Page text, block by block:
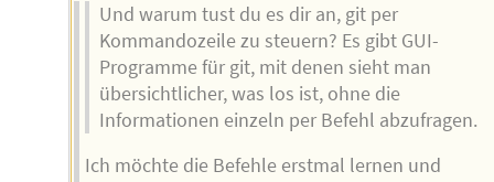
Und warum tust du es dir an, git per
Kommandozeile zu steuern? Es gibt GUI-
Programme für git, mit denen sieht man
übersichtlicher, was los ist, ohne die
Informationen einzeln per Befehl abzufragen.
Ich möchte die Befehle erstmal lernen und